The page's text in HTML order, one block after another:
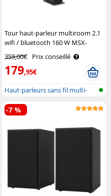
Tour haut-parleur multiroom 2.1
wifi / bluetooth 160 W MSX-
359,00€ Prix conseillé
179,95€
Haut-parleurs sans fil multi-
pièces..
-7 %